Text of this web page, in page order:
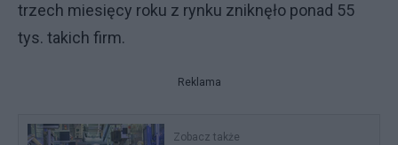
trzech miesięcy roku z rynku zniknęło ponad 55
tys. takich firm.
Reklama
Zobacz także